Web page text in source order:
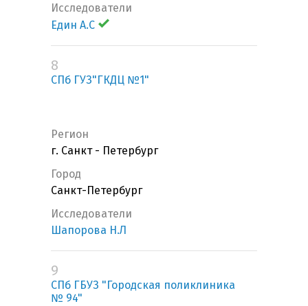
Исследователи
Един А.С
8
СПб ГУЗ"ГКДЦ №1"
Регион
г. Санкт - Петербург
Город
Санкт-Петербург
Исследователи
Шапорова Н.Л
9
СПб ГБУЗ "Городская поликлиника
№ 94"